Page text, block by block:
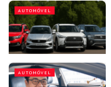
AUTOMÓVEL
AUTOMÓVEL